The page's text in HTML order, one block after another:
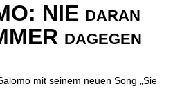
NIE daran
dagegen
mit seinem neuen Song „Sie